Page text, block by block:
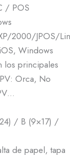
/ POS
2000/JPOS/
Windows
los principales
Orca, No
/ B (9×17) /
de papel, tapa